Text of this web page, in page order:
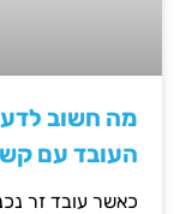
מה חשוב
העובד עם
כאשר עובד זר